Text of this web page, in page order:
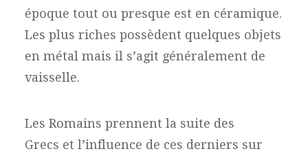
époque tout ou presque est en céramique.
Les plus riches possèdent quelques objets
en métal mais il s’agit généralement de
vaisselle.
Les Romains prennent la suite des
Grecs et l’influence de ces derniers sur